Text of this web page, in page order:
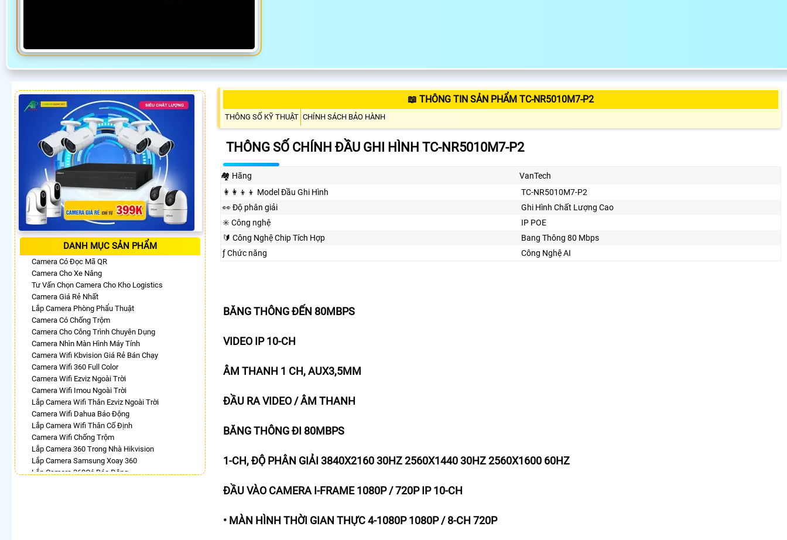
DANH MỤC SẢN PHẨM
Camera Có Đọc Mã QR
Camera Cho Xe Nâng
Tư Vấn Chọn Camera Cho Kho Logistics
Camera Giá Rẻ Nhất
Lắp Camera Phòng Phẩu Thuật
Camera Có Chống Trộm
Camera Cho Công Trình Chuyên Dụng
Camera Nhìn Màn Hình Máy Tính
Camera Wifi Kbvision Giá Rẻ Bán Chạy
Camera Wifi 360 Full Color
Camera Wifi Ezviz Ngoài Trời
Camera Wifi Imou Ngoài Trời
Lắp Camera Wifi Thân Ezviz Ngoài Trời
Camera Wifi Dahua Báo Động
Lắp Camera Wifi Thân Cố Định
Camera Wifi Chống Trộm
Lắp Camera 360 Trong Nhà Hikvision
Lắp Camera Samsung Xoay 360
Lắp Camera 360Có Báo Động
📖 THÔNG TIN SẢN PHẨM TC-NR5010M7-P2
THÔNG SỐ KỸ THUẬT CHÍNH SÁCH BẢO HÀNH
THÔNG SỐ CHÍNH ĐẦU GHI HÌNH TC-NR5010M7-P2
🏘 Hãng
VanTech
👩‍👩‍👦‍👦 Model Đầu Ghi Hình
TC-NR5010M7-P2
️👀 Độ phân giải
Ghi Hình Chất Lượng Cao
✳️ Công nghệ
IP POE
🔰 Công Nghệ Chip Tích Hợp
Bang Thông 80 Mbps
ƒ Chức năng
Công Nghệ AI
BĂNG THÔNG ĐẾN 80MBPS
VIDEO IP 10-CH
ÂM THANH 1 CH, AUX3,5MM
ĐẦU RA VIDEO / ÂM THANH
BĂNG THÔNG ĐI 80MBPS
1-CH, ĐỘ PHÂN GIẢI 3840X2160 30HZ 2560X1440 30HZ 2560X1600 60HZ
ĐẦU VÀO CAMERA I-FRAME 1080P / 720P IP 10-CH
• MÀN HÌNH THỜI GIAN THỰC 4-1080P 1080P / 8-CH 720P